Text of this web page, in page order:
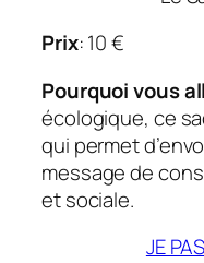
Prix: 10€
Pourquoi vous
écologique, ce
qui permet
message de
et sociale.
JE